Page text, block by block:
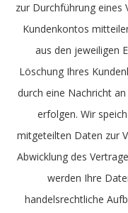
zur Durchführung eines
Kundenkontos
aus den jeweiligen
Löschung Ihres
durch eine Nachricht
erfolgen. Wir
mitgeteilten Daten zur
Abwicklung des
werden Ihre
handelsrechtliche